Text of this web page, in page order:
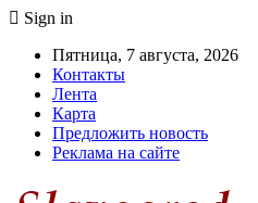
Sign in
Пятница, 7 августа, 2026
Контакты
Лента
Карта
Предложить новость
Реклама на сайте